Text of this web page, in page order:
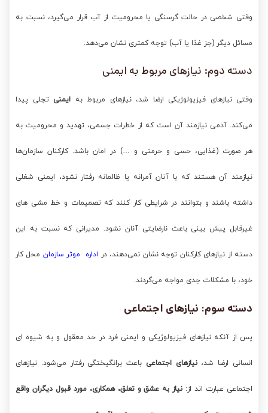
وقتی شخصی در حالت گرسنگی یا محرومیت از آب قرار می‌گیرد، نسبت به
مسائل دیگر (جز غذا یا آب) توجه کمتری نشان می‌دهد.
دسته دوم: نیازهای مربوط به ایمنی
وقتی نیازهای فیزیولوژیکی ارضا شد، نیازهای مربوط به ایمنی تجلی پیدا
می‌کند. آدمی نیازمند آن است که از خطرات جسمی، تهدید و محرومیت به
هر صورت (غذایی، حسی و حرمتی و …) در امان باشد. کارکنان سازمان‌ها
نیازمند آن هستند که با آنان آمرانه یا ظالمانه رفتار نشود، ایمنی شغلی
داشته باشند و بتوانند در شرایطی کار کنند که تصمیمات و خط مشی های
غیرقابل پیش بینی باعث نارضایتی آنان نشود. مدیرانی که نسبت به این
دسته از نیازهای کارکنان توجه نشان نمی‌دهند، در اداره موثر سازمان محل کار
خود، با مشکلات جدی مواجه می‌گردند.
دسته سوم: نیازهای اجتماعی
پس از آنکه نیازهای فیزیولوژیکی و ایمنی فرد در حد معقول و به شیوه ای
انسانی ارضا شد،نیازهای اجتماعی باعث برانگیختگی رفتار می‌شود. نیازهای
اجتماعی عبارت اند از: نیاز به عشق و تعلق، همکاری، مورد قبول دیگران واقع